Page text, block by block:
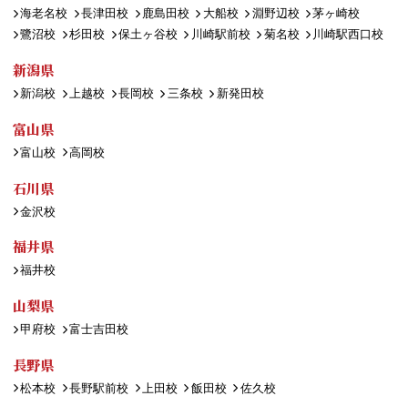
海老名校
長津田校 鹿島田校 大船校 淵野辺校
茅ヶ崎校
鷺沼校
杉田校 保土ヶ谷校 川崎駅前校 菊名校 川崎駅西口校
新潟県
新潟校 上越校 長岡校 三条校 新発田校
富山県
富山校 高岡校
石川県
金沢校
福井県
福井校
山梨県
甲府校 富士吉田校
長野県
松本校 長野駅前校 上田校 飯田校 佐久校